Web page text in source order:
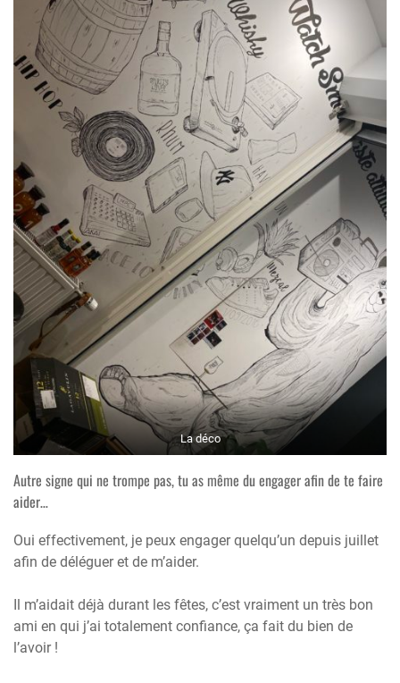
La déco
Autre signe qui ne trompe pas, tu as même du engager afin de te faire
aider…
Oui effectivement, je peux engager quelqu’un depuis juillet
afin de déléguer et de m’aider.
Il m’aidait déjà durant les fêtes, c’est vraiment un très bon
ami en qui j’ai totalement confiance, ça fait du bien de
l’avoir !